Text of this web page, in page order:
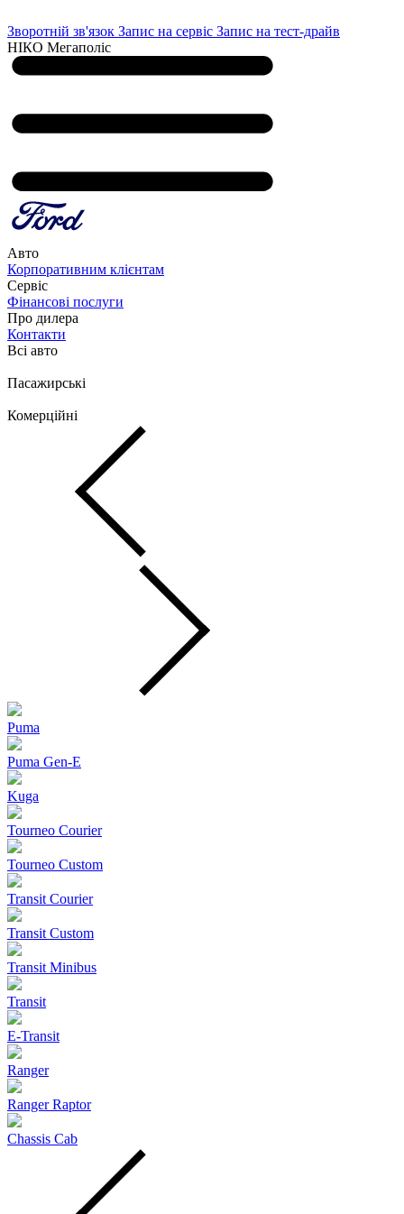
Зворотній зв'язок Запис на сервіс Запис на тест-драйв
НІКО Мегаполіс
Авто
Корпоративним клієнтам
Сервіс
Фінансові послуги
Про дилера
Контакти
Всі авто
Пасажирські
Комерційні
Puma
Puma Gen‑E
Kuga
Tourneo Courier
Tourneo Custom
Transit Courier
Transit Custom
Transit Minibus
Transit
E-Transit
Ranger
Ranger Raptor
Chassis Cab